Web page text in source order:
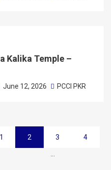
Kalika Temple –
June 12, 2026 PCCI PKR
1 2 3 4